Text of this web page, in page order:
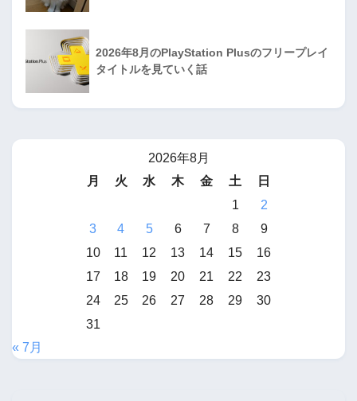
2026年8月のPlayStation Plusのフリープレイ
タイトルを見ていく話
2026年8月
月
火 水 木 金 土
日
1
2
3
4 5 6 7 8
9
10
11 12 13 14 15
16
17
18 19 20 21 22
23
24
25 26 27 28 29
30
31
« 7月